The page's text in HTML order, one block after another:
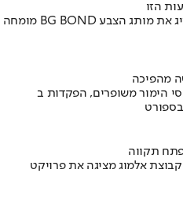
הזו
תקווה
קבוצת אלמוג מציגה את פרויקט MALA: מגדלי הפרימיום האחרונים